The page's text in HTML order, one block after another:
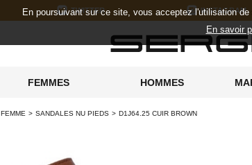
TWITTER INSTAGRAM
FEMMES HOMMES
FEMME SANDALES NU PIEDS D1J64.25 CUIR BROWN
En poursuivant sur ce site, vous acceptez l'utilisation
En savoir